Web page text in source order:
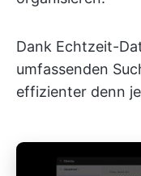
Dank Echtzeit-
umfassenden
effizienter denn